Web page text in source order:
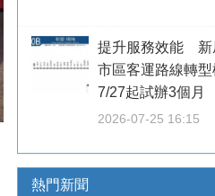
提升服務效能 新
市區客運路線轉型
7/27起試辦3個月
2026-07-25 16:15
熱門新聞